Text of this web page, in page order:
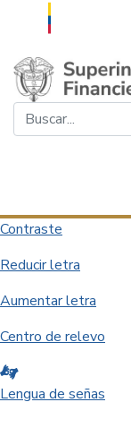
Saltar al contenido
Contraste
Reducir letra
Aumentar letra
Centro de relevo
Lengua de señas